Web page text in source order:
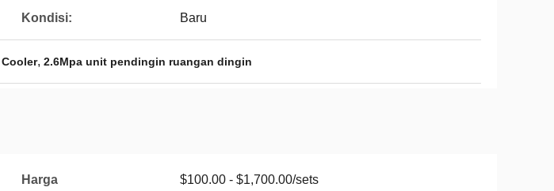
Kondisi: Baru
, 2.6Mpa unit pendingin ruangan dingin
Harga $100.00 - $1,700.00/sets